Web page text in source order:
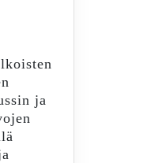
ja